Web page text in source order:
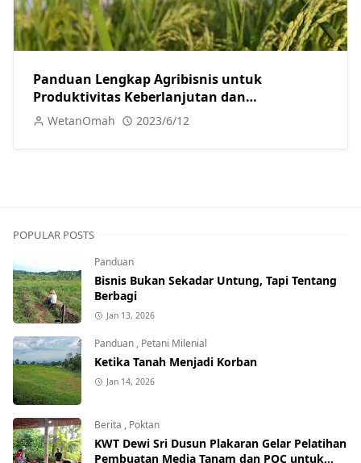
Panduan Lengkap Agribisnis untuk
Produktivitas Keberlanjutan dan
Keuntungan Maksimal
WetanOmah 2023/6/12
POPULAR POSTS
Panduan
Bisnis Bukan Sekadar Untung, Tapi Tentang
Berbagi
Jan 13, 2026
Panduan , Petani Milenial
Ketika Tanah Menjadi Korban
Jan 14, 2026
Berita , Poktan
KWT Dewi Sri Dusun Plakaran Gelar Pelatihan
Pembuatan Media Tanam dan POC untuk